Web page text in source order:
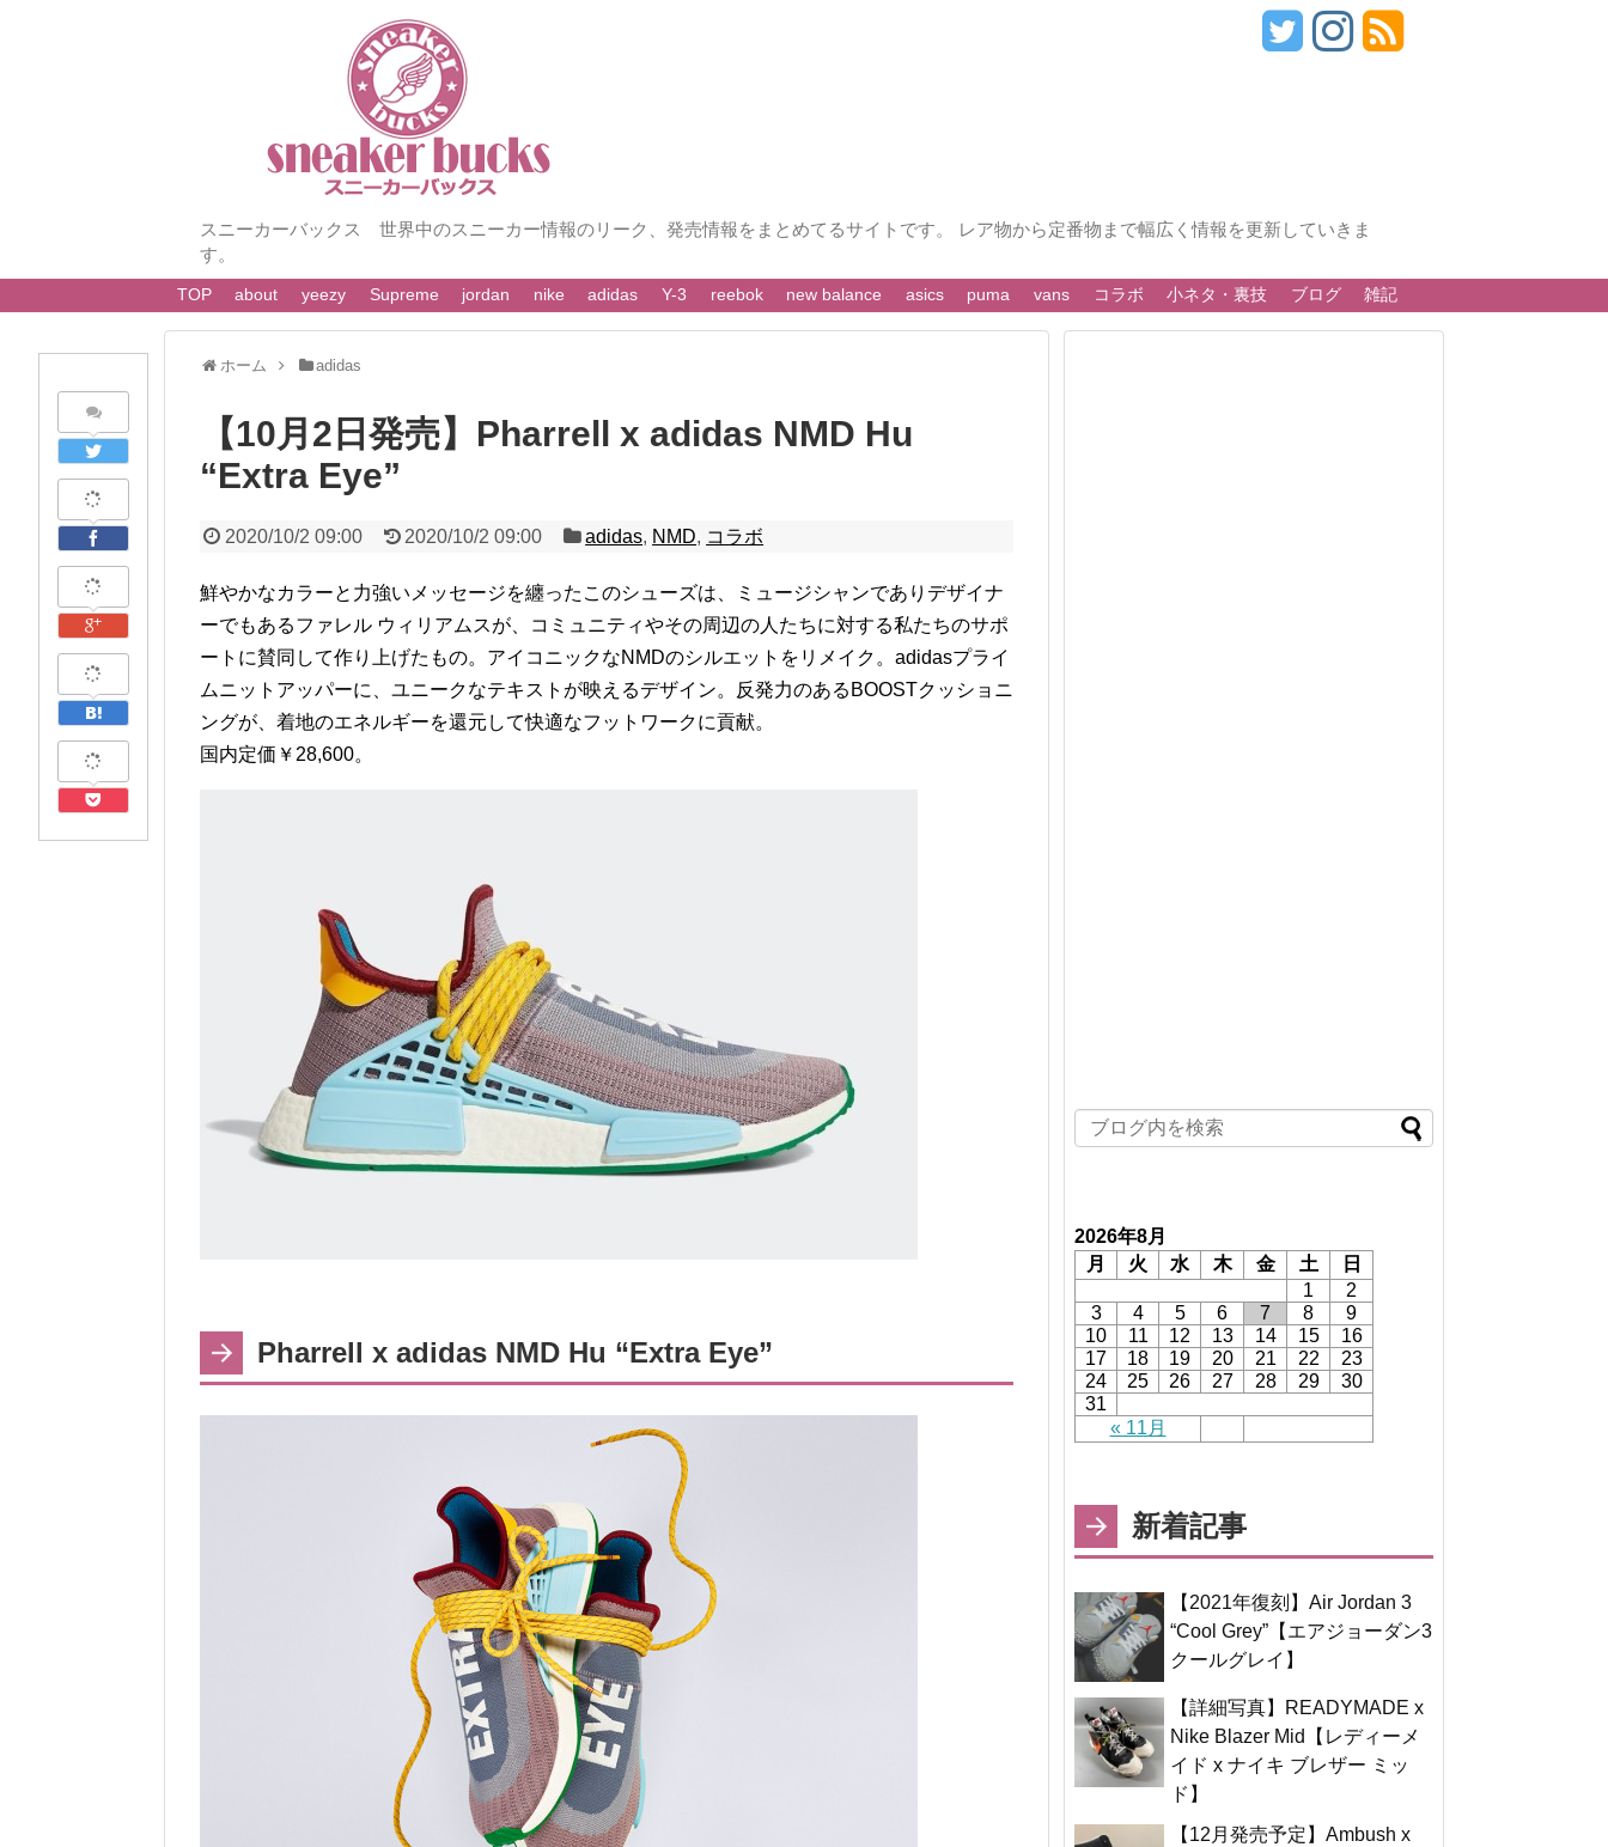
スニーカーバックス 世界中のスニーカー情報のリーク、発売情報をまとめてるサイトです。 レア物から定番物まで幅広く情報を更新していきま
す。
TOP about yeezy Supreme jordan nike adidas Y-3 reebok new balance asics puma vans コラボ 小ネタ・裏技 ブログ 雑記
ホーム adidas
【10月2日発売】Pharrell x adidas NMD Hu
“Extra Eye”
2020/10/2 09:00 2020/10/2 09:00 adidas, NMD, コラボ
鮮やかなカラーと力強いメッセージを纏ったこのシューズは、ミュージシャンでありデザイナ
ーでもあるファレル ウィリアムスが、コミュニティやその周辺の人たちに対する私たちのサポ
ートに賛同して作り上げたもの。アイコニックなNMDのシルエットをリメイク。adidasプライ
ムニットアッパーに、ユニークなテキストが映えるデザイン。反発力のあるBOOSTクッショニ
ングが、着地のエネルギーを還元して快適なフットワークに貢献。
国内定価￥28,600。
Pharrell x adidas NMD Hu “Extra Eye”
2026年8月
月
火 水 木 金 土 日
« 11月
1
2
3
4 5 6 7 8
9
10
11 12 13 14 15
16
17
18 19 20 21 22
23
24
25 26 27 28 29
30
31
新着記事
【2021年復刻】Air Jordan 3
“Cool Grey”【エアジョーダン3
クールグレイ】
【詳細写真】READYMADE x
Nike Blazer Mid【レディーメ
イド x ナイキ ブレザー ミッ
ド】
【12月発売予定】Ambush x